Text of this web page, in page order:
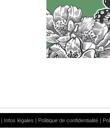
| Infos légales | Politique de confidentialité |